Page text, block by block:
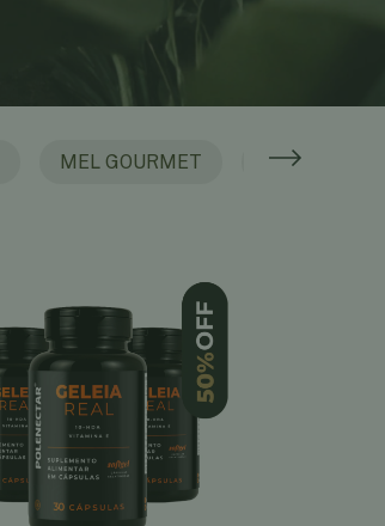
MEL GOURMET BALAS